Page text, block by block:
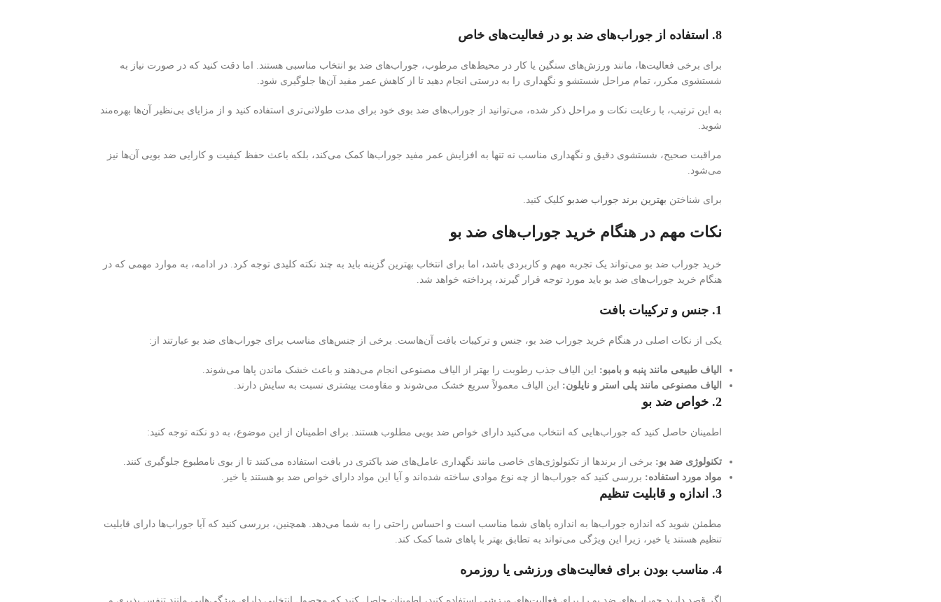
8. استفاده از جوراب‌های ضد بو در فعالیت‌های خاص
برای برخی فعالیت‌ها، مانند ورزش‌های سنگین یا کار در محیط‌های مرطوب، جوراب‌های ضد بو انتخاب مناسبی هستند. اما دقت کنید که در صورت نیاز به
شستشوی مکرر، تمام مراحل شستشو و نگهداری را به درستی انجام دهید تا از کاهش عمر مفید آن‌ها جلوگیری شود.
به این ترتیب، با رعایت نکات و مراحل ذکر شده، می‌توانید از جوراب‌های ضد بوی خود برای مدت طولانی‌تری استفاده کنید و از مزایای بی‌نظیر آن‌ها بهره‌مند
شوید.
مراقبت صحیح، شستشوی دقیق و نگهداری مناسب نه تنها به افزایش عمر مفید جوراب‌ها کمک می‌کند، بلکه باعث حفظ کیفیت و کارایی ضد بویی آن‌ها نیز
می‌شود.
برای شناختن بهترین برند جوراب ضدبو کلیک کنید.
نکات مهم در هنگام خرید جوراب‌های ضد بو
خرید جوراب ضد بو می‌تواند یک تجربه مهم و کاربردی باشد، اما برای انتخاب بهترین گزینه باید به چند نکته کلیدی توجه کرد. در ادامه، به موارد مهمی که در
هنگام خرید جوراب‌های ضد بو باید مورد توجه قرار گیرند، پرداخته خواهد شد.
1. جنس و ترکیبات بافت
یکی از نکات اصلی در هنگام خرید جوراب ضد بو، جنس و ترکیبات بافت آن‌هاست. برخی از جنس‌های مناسب برای جوراب‌های ضد بو عبارتند از:
الیاف طبیعی مانند پنبه و بامبو: این الیاف جذب رطوبت را بهتر از الیاف مصنوعی انجام می‌دهند و باعث خشک ماندن پاها می‌شوند.
الیاف مصنوعی مانند پلی استر و نایلون: این الیاف معمولاً سریع خشک می‌شوند و مقاومت بیشتری نسبت به سایش دارند.
2. خواص ضد بو
اطمینان حاصل کنید که جوراب‌هایی که انتخاب می‌کنید دارای خواص ضد بویی مطلوب هستند. برای اطمینان از این موضوع، به دو نکته توجه کنید:
تکنولوژی ضد بو: برخی از برندها از تکنولوژی‌های خاصی مانند نگهداری عامل‌های ضد باکتری در بافت استفاده می‌کنند تا از بوی نامطبوع جلوگیری کنند.
مواد مورد استفاده: بررسی کنید که جوراب‌ها از چه نوع موادی ساخته شده‌اند و آیا این مواد دارای خواص ضد بو هستند یا خیر.
3. اندازه و قابلیت تنظیم
مطمئن شوید که اندازه جوراب‌ها به اندازه پاهای شما مناسب است و احساس راحتی را به شما می‌دهد. همچنین، بررسی کنید که آیا جوراب‌ها دارای قابلیت
تنظیم هستند یا خیر، زیرا این ویژگی می‌تواند به تطابق بهتر با پاهای شما کمک کند.
4. مناسب بودن برای فعالیت‌های ورزشی یا روزمره